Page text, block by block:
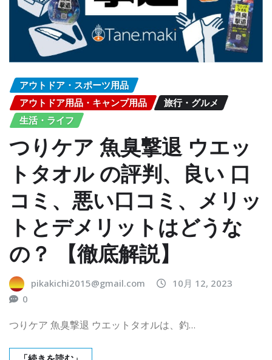
アウトドア・スポーツ用品
アウトドア用品・キャンプ用品
旅行・グルメ
生活・ライフ
つりケア 魚臭撃退 ウエッ
トタオル の評判、良い 口
コミ、悪い口コミ、メリッ
トとデメリットはどうな
の？ 【徹底解説】
pikakichi2015@gmail.com
10月 12, 2023
0
つりケア 魚臭撃退 ウエットタオルは、釣…